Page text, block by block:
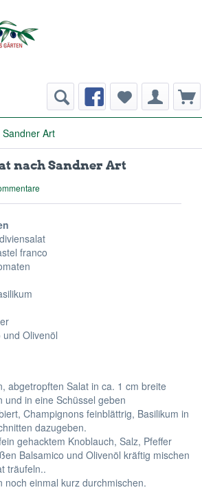
Art
nach Sandner Art
franco
Olivenöl
abgetropften Salat in ca. 1 cm breite
und in eine Schüssel geben
Champignons feinblättrig, Basilikum in
dazugeben.
gehacktem Knoblauch, Salz, Pfeffer
Balsamico und Olivenöl kräftig mischen
träufeln..
noch einmal kurz durchmischen.